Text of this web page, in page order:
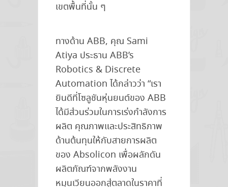
เขตพื้นที่นั้น ๆ
ทางด้าน ABB, คุณ Sami
Atiya ประธาน ABB’s
Robotics & Discrete
Automation ได้กล่าวว่า “เรา
ยินดีที่โซลูชันหุ่นยนต์ของ ABB
ได้มีส่วนร่วมในการเร่งกำลังการ
ผลิต คุณภาพและประสิทธิภาพ
ด้านต้นทุนให้กับสายการผลิต
ของ Absolicon เพื่อผลักดัน
ผลิตภัณฑ์จากพลังงาน
หมุนเวียนออกสู่ตลาดในราคาที่